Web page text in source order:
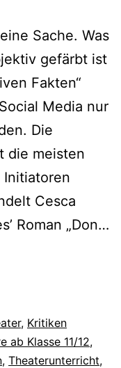
Sache. Was
gefärbt ist
Fakten“
Media nur
Die
die meisten
Cesca
Roman „Don…
, Kritiken
ab Klasse 11/12,
, Theaterunterricht,